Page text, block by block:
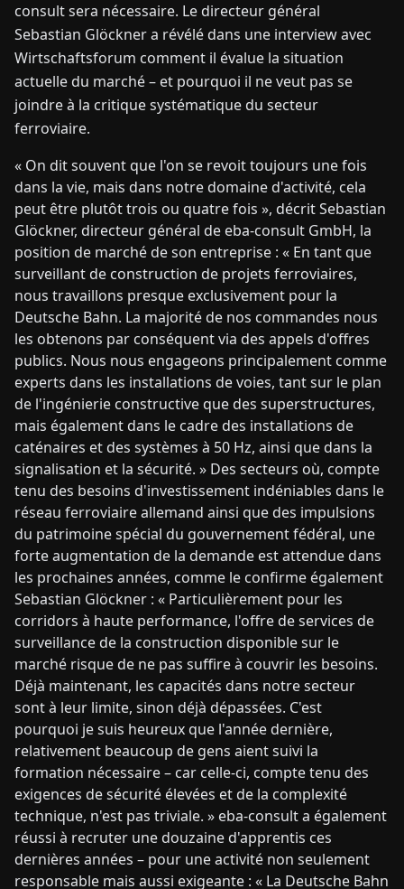
consult sera nécessaire. Le directeur général
Sebastian Glöckner a révélé dans une interview avec
Wirtschaftsforum comment il évalue la situation
actuelle du marché – et pourquoi il ne veut pas se
joindre à la critique systématique du secteur
ferroviaire.
« On dit souvent que l'on se revoit toujours une fois
dans la vie, mais dans notre domaine d'activité, cela
peut être plutôt trois ou quatre fois », décrit Sebastian
Glöckner, directeur général de eba-consult GmbH, la
position de marché de son entreprise : « En tant que
surveillant de construction de projets ferroviaires,
nous travaillons presque exclusivement pour la
Deutsche Bahn. La majorité de nos commandes nous
les obtenons par conséquent via des appels d'offres
publics. Nous nous engageons principalement comme
experts dans les installations de voies, tant sur le plan
de l'ingénierie constructive que des superstructures,
mais également dans le cadre des installations de
caténaires et des systèmes à 50 Hz, ainsi que dans la
signalisation et la sécurité. » Des secteurs où, compte
tenu des besoins d'investissement indéniables dans le
réseau ferroviaire allemand ainsi que des impulsions
du patrimoine spécial du gouvernement fédéral, une
forte augmentation de la demande est attendue dans
les prochaines années, comme le confirme également
Sebastian Glöckner : « Particulièrement pour les
corridors à haute performance, l'offre de services de
surveillance de la construction disponible sur le
marché risque de ne pas suffire à couvrir les besoins.
Déjà maintenant, les capacités dans notre secteur
sont à leur limite, sinon déjà dépassées. C'est
pourquoi je suis heureux que l'année dernière,
relativement beaucoup de gens aient suivi la
formation nécessaire – car celle-ci, compte tenu des
exigences de sécurité élevées et de la complexité
technique, n'est pas triviale. » eba-consult a également
réussi à recruter une douzaine d'apprentis ces
dernières années – pour une activité non seulement
responsable mais aussi exigeante : « La Deutsche Bahn